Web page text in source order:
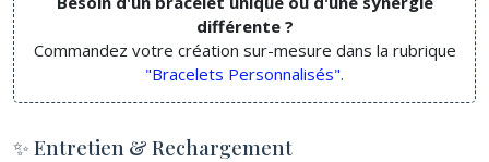
différente ?
Commandez votre création sur-mesure dans la rubrique
"Bracelets Personnalisés".
✨ Entretien & Rechargement